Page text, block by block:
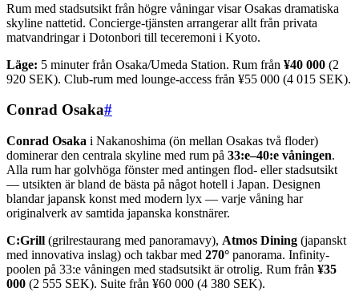
Rum med stadsutsikt från högre våningar visar Osakas dramatiska
skyline nattetid. Concierge-tjänsten arrangerar allt från privata
matvandringar i Dotonbori till teceremoni i Kyoto.
Läge: 5 minuter från Osaka/Umeda Station. Rum från ¥40 000 (2
920 SEK). Club-rum med lounge-access från ¥55 000 (4 015 SEK).
Conrad Osaka#
Conrad Osaka i Nakanoshima (ön mellan Osakas två floder)
dominerar den centrala skyline med rum på 33:e–40:e våningen.
Alla rum har golvhöga fönster med antingen flod- eller stadsutsikt
— utsikten är bland de bästa på något hotell i Japan. Designen
blandar japansk konst med modern lyx — varje våning har
originalverk av samtida japanska konstnärer.
C:Grill (grilrestaurang med panoramavy), Atmos Dining (japanskt
med innovativa inslag) och takbar med 270° panorama. Infinity-
poolen på 33:e våningen med stadsutsikt är otrolig. Rum från ¥35
000 (2 555 SEK). Suite från ¥60 000 (4 380 SEK).